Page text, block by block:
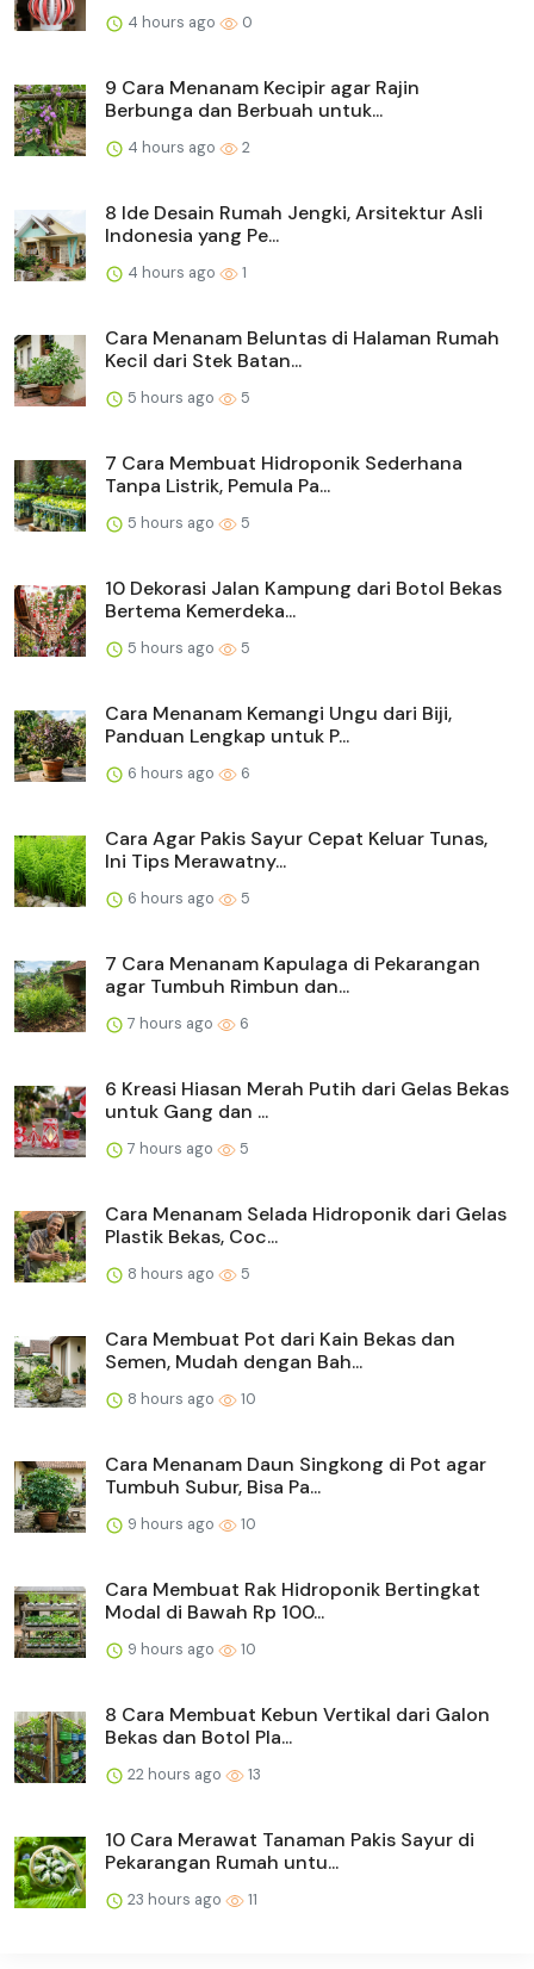
4 hours ago 0
9 Cara Menanam Kecipir agar Rajin
Berbunga dan Berbuah untuk...
4 hours ago 2
8 Ide Desain Rumah Jengki, Arsitektur Asli
Indonesia yang Pe...
4 hours ago 1
Cara Menanam Beluntas di Halaman Rumah
Kecil dari Stek Batan...
5 hours ago 5
7 Cara Membuat Hidroponik Sederhana
Tanpa Listrik, Pemula Pa...
5 hours ago 5
10 Dekorasi Jalan Kampung dari Botol Bekas
Bertema Kemerdeka...
5 hours ago 5
Cara Menanam Kemangi Ungu dari Biji,
Panduan Lengkap untuk P...
6 hours ago 6
Cara Agar Pakis Sayur Cepat Keluar Tunas,
Ini Tips Merawatny...
6 hours ago 5
7 Cara Menanam Kapulaga di Pekarangan
agar Tumbuh Rimbun dan...
7 hours ago 6
6 Kreasi Hiasan Merah Putih dari Gelas Bekas
untuk Gang dan ...
7 hours ago 5
Cara Menanam Selada Hidroponik dari Gelas
Plastik Bekas, Coc...
8 hours ago 5
Cara Membuat Pot dari Kain Bekas dan
Semen, Mudah dengan Bah...
8 hours ago 10
Cara Menanam Daun Singkong di Pot agar
Tumbuh Subur, Bisa Pa...
9 hours ago 10
Cara Membuat Rak Hidroponik Bertingkat
Modal di Bawah Rp 100...
9 hours ago 10
8 Cara Membuat Kebun Vertikal dari Galon
Bekas dan Botol Pla...
22 hours ago 13
10 Cara Merawat Tanaman Pakis Sayur di
Pekarangan Rumah untu...
23 hours ago 11